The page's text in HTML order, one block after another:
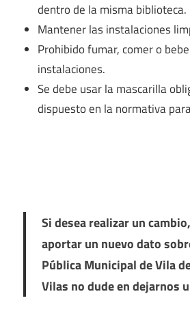
dentro de la misma biblioteca.
Mantener las instalaciones
Prohibido fumar, comer o
instalaciones.
Se debe usar la mascarilla
dispuesto en la normativa
Si desea realizar un
aportar un nuevo dato
Pública Municipal de Vila
Vilas no dude en dejarnos